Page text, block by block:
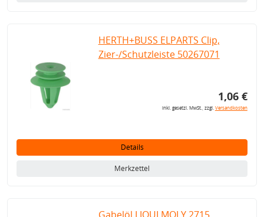
HERTH+BUSS ELPARTS Clip,
Zier-/Schutzleiste 50267071
1,06 €
inkl. gesetzl. MwSt., zzgl.Versandkosten
Details
Merkzettel